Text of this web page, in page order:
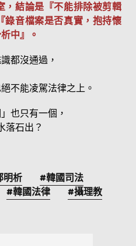
，結論是『不能排除被剪輯
錄音檔案是否真實，抱持懷
中』。
都沒通過，
不能凌駕法律之上。
也只有一個，
落石出？
明析
#韓國司法
#韓國法律 #攝理教